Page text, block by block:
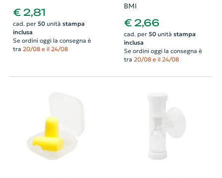
€ 2,81
cad. per 50unità stampa
inclusa
Se ordini oggi la consegna è
tra 20/08 e il 24/08
BMI
€ 2,66
cad. per 50unità stampa
inclusa
Se ordini oggi la consegna è
tra 20/08 e il 24/08